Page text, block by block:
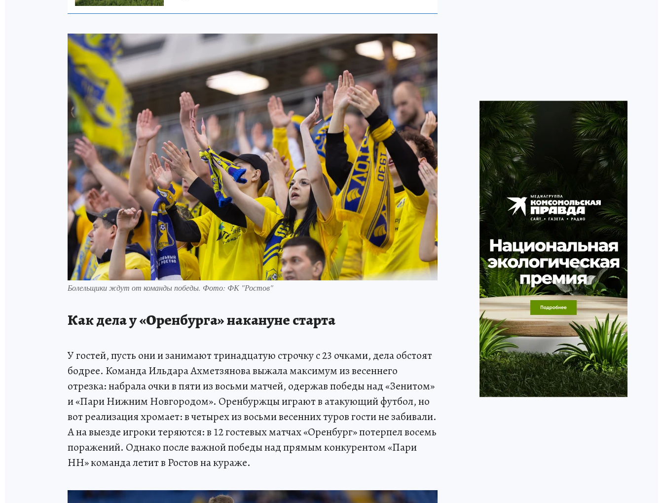
Болельщики ждут от команды победы. Фото: ФК "Ростов"
Как дела у «Оренбурга» накануне старта
У гостей, пусть они и занимают тринадцатую строчку с 23 очками, дела обстоят
бодрее. Команда Ильдара Ахметзянова выжала максимум из весеннего
отрезка: набрала очки в пяти из восьми матчей, одержав победы над «Зенитом»
и «Пари Нижним Новгородом». Оренбуржцы играют в атакующий футбол, но
вот реализация хромает: в четырех из восьми весенних туров гости не забивали.
А на выезде игроки теряются: в 12 гостевых матчах «Оренбург» потерпел восемь
поражений. Однако после важной победы над прямым конкурентом «Пари
НН» команда летит в Ростов на кураже.